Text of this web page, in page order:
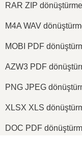
RAR ZIP
M4A WAV
MOBI PDF
AZW3 PDF
PNG JPEG
XLSX XLS
DOC PDF